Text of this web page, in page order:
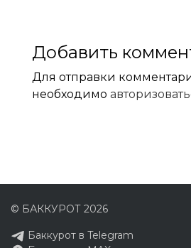
Добавить
Для отправки
необходимо
© БАККУРОТ 2026
Баккурот в Telegram